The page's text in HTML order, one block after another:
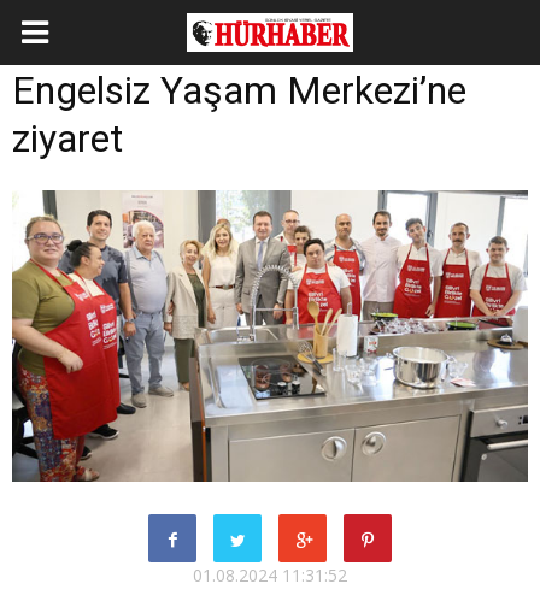
Engelsiz Yaşam Merkezi’ne
ziyaret
01.08.2024 11:31:52